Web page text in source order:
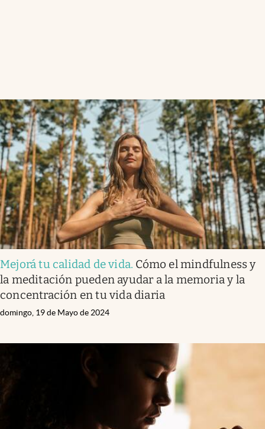
Mejorá tu calidad de vida. Cómo el mindfulness y
la meditación pueden ayudar a la memoria y la
concentración en tu vida diaria
domingo, 19 de Mayo de 2024